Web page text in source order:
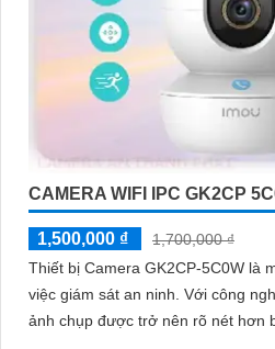
CAMERA WIFI IPC GK2CP
1,500,000 ₫
1,700,000 ₫
Thiết bị Camera GK2CP-5C0W là
việc giám sát an ninh. Với công nghệ CMOS tiên tiến, hình
ảnh chụp được trở nên rõ nét hơn